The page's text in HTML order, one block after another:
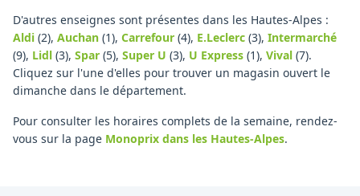
D'autres enseignes sont présentes dans les Hautes-Alpes :
Aldi (2), Auchan (1), Carrefour (4), E.Leclerc (3), Intermarché
(9), Lidl (3), Spar (5), Super U (3), U Express (1), Vival (7).
Cliquez sur l'une d'elles pour trouver un magasin ouvert le
dimanche dans le département.
Pour consulter les horaires complets de la semaine, rendez-
vous sur la page Monoprix dans les Hautes-Alpes.